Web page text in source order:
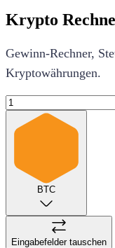
Krypto
Gewinn-Rechner,
Kryptowährungen.
BTC
Eingabefelder tauschen